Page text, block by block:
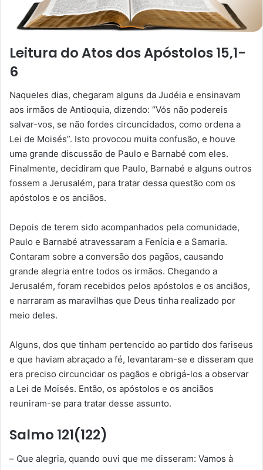
Leitura do Atos dos Apóstolos 15,1-
6
Naqueles dias, chegaram alguns da Judéia e ensinavam
aos irmãos de Antioquia, dizendo: “Vós não podereis
salvar-vos, se não fordes circuncidados, como ordena a
Lei de Moisés”. Isto provocou muita confusão, e houve
uma grande discussão de Paulo e Barnabé com eles.
Finalmente, decidiram que Paulo, Barnabé e alguns outros
fossem a Jerusalém, para tratar dessa questão com os
apóstolos e os anciãos.
Depois de terem sido acompanhados pela comunidade,
Paulo e Barnabé atravessaram a Fenícia e a Samaria.
Contaram sobre a conversão dos pagãos, causando
grande alegria entre todos os irmãos. Chegando a
Jerusalém, foram recebidos pelos apóstolos e os anciãos,
e narraram as maravilhas que Deus tinha realizado por
meio deles.
Alguns, dos que tinham pertencido ao partido dos fariseus
e que haviam abraçado a fé, levantaram-se e disseram que
era preciso circuncidar os pagãos e obrigá-los a observar
a Lei de Moisés. Então, os apóstolos e os anciãos
reuniram-se para tratar desse assunto.
Salmo 121(122)
– Que alegria, quando ouvi que me disseram: Vamos à